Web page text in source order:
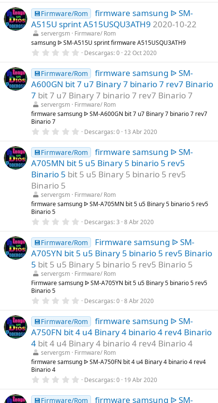
0
0
e
s
t
r
e
l
a
(
s
)
💾Firmware/Rom
firmware samsung ᐉ SM-
A515U sprint A515USQU3ATH9 2020-10-22
servergsm Firmware/ Rom
samsung ᐉ SM-A515U sprint firmware A515USQU3ATH9
0
0
0
e
s
t
r
e
l
l
s
)
Descargas 0 22 Oct 2020
💾Firmware/Rom
firmware samsung ᐉ SM-
A600GN bit 7 u7 Binary 7 binario 7 rev7 Binario
7 bit 7 u7 Binary 7 binario 7 rev7 Binario 7
servergsm Firmware/ Rom
firmware samsung ᐉ SM-A600GN bit 7 u7 Binary 7 binario 7 rev7
Binario 7
0
0
0
e
s
t
r
l
l
a
s
Descargas 0 13 Abr 2020
💾Firmware/Rom
firmware samsung ᐉ SM-
A705MN bit 5 u5 Binary 5 binario 5 rev5
Binario 5 bit 5 u5 Binary 5 binario 5 rev5
Binario 5
servergsm Firmware/ Rom
firmware samsung ᐉ SM-A705MN bit 5 u5 Binary 5 binario 5 rev5
Binario 5
0
0
0
e
s
t
r
e
l
l
s
)
Descargas 3 8 Abr 2020
💾Firmware/Rom
Firmware samsung ᐉ SM-
A705YN bit 5 u5 Binary 5 binario 5 rev5 Binario
5 bit 5 u5 Binary 5 binario 5 rev5 Binario 5
servergsm Firmware/ Rom
Firmware samsung ᐉ SM-A705YN bit 5 u5 Binary 5 binario 5 rev5
Binario 5
0
0
0
e
s
t
r
e
l
l
s
)
Descargas 0 8 Abr 2020
💾Firmware/Rom
firmware samsung ᐉ SM-
A750FN bit 4 u4 Binary 4 binario 4 rev4 Binario
4 bit 4 u4 Binary 4 binario 4 rev4 Binario 4
servergsm Firmware/ Rom
firmware samsung ᐉ SM-A750FN bit 4 u4 Binary 4 binario 4 rev4
Binario 4
0
0
0
Descargas 0 19 Abr 2020
💾Firmware/Rom firmware samsung ᐉ SM-